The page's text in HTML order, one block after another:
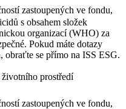
zastoupených ve fondu,
s obsahem složek
organizací (WHO) za
Pokud máte dotazy
obraťte se přímo na ISS ESG.
prostředí
zastoupených ve fondu,